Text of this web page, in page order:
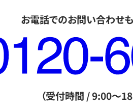
お電話でのお問い合わせ
（受付時間 / 9:00～